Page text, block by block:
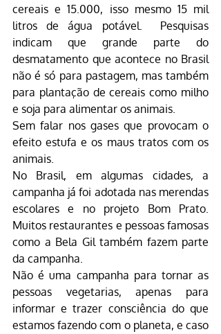
cereais e 15.000, isso mesmo 15 mil
litros de água potável.  Pesquisas
indicam que grande parte do
desmatamento que acontece no Brasil
não é só para pastagem, mas também
para plantação de cereais como milho
e soja para alimentar os animais.
Sem falar nos gases que provocam o
efeito estufa e os maus tratos com os
animais.
No Brasil, em algumas cidades, a
campanha já foi adotada nas merendas
escolares e no projeto Bom Prato.
Muitos restaurantes e pessoas famosas
como a Bela Gil também fazem parte
da campanha.
Não é uma campanha para tornar as
pessoas vegetarias, apenas para
informar e trazer consciência do que
estamos fazendo com o planeta, e caso